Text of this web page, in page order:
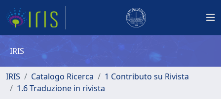
IRIS
IRIS Catalogo Ricerca
1 Contributo su Rivista
1.6 Traduzione in rivista